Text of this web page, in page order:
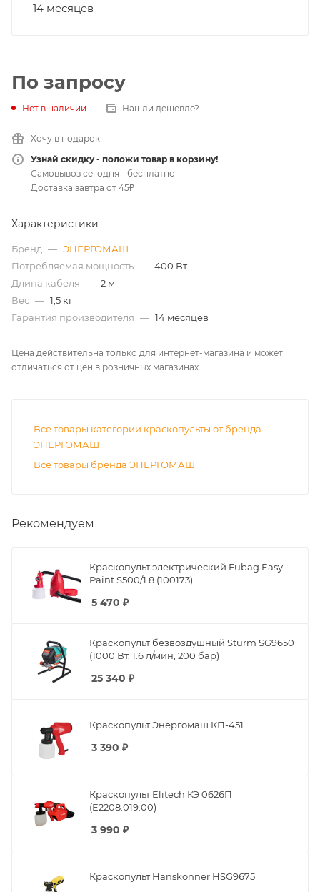
14 месяцев
По запросу
Нет в наличии Нашли дешевле?
Хочу в подарок
Узнай скидку - положи товар в корзину!
Самовывоз сегодня - бесплатно
Доставка завтра от 45₽
Характеристики
Бренд — ЭНЕРГОМАШ
Потребляемая мощность — 400 Вт
Длина кабеля — 2 м
Вес — 1,5 кг
Гарантия производителя — 14 месяцев
Цена действительна только для интернет-магазина и может
отличаться от цен в розничных магазинах
Все товары категории краскопульты от бренда
ЭНЕРГОМАШ
Все товары бренда ЭНЕРГОМАШ
Рекомендуем
Краскопульт электрический Fubag Easy
Paint S500/1.8 (100173)
5 470 ₽
Краскопульт безвоздушный Sturm SG9650
(1000 Вт, 1.6 л/мин, 200 бар)
25 340 ₽
Краскопульт Энергомаш КП-451
3 390 ₽
Краскопульт Elitech КЭ 0626П
(E2208.019.00)
3 990 ₽
Краскопульт Hanskonner HSG9675